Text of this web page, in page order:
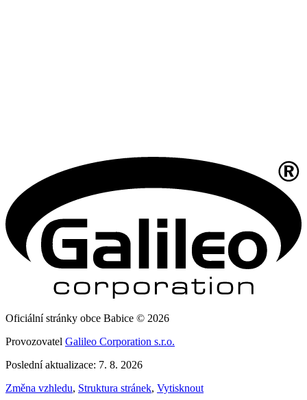
Oficiální stránky obce Babice © 2026
Provozovatel Galileo Corporation s.r.o.
Poslední aktualizace: 7. 8. 2026
Změna vzhledu, Struktura stránek, Vytisknout